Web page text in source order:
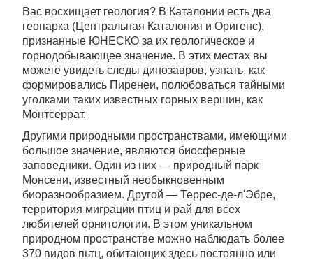
Вас восхищает геология? В Каталонии есть два
геопарка (Центральная Каталония и Оригенс),
признанные ЮНЕСКО за их геологическое и
горнодобывающее значение. В этих местах вы
можете увидеть следы динозавров, узнать, как
формировались Пиренеи, полюбоваться тайными
уголками таких известных горных вершин, как
Монтсеррат.
Другими природными пространствами, имеющими
большое значение, являются биосферные
заповедники. Один из них — природный парк
Монсени, известный необыкновенным
биоразнообразием. Другой — Террес-де-л'Эбре,
территория миграции птиц и рай для всех
любителей орнитологии. В этом уникальном
природном пространстве можно наблюдать более
370 видов пьтц, обитающих здесь постоянно или